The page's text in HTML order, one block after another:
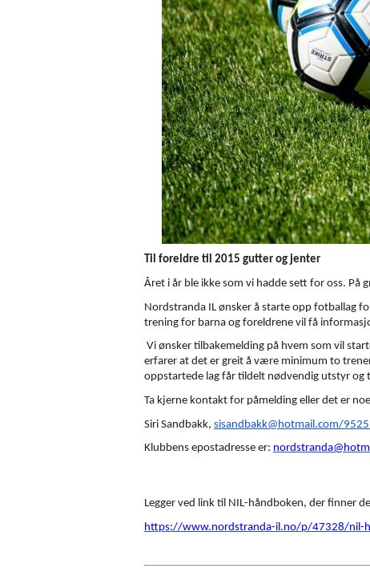
Til foreldre til 2015 gutter og jenter
Året i år ble ikke som vi hadde sett for oss.
Nordstranda IL ønsker å starte opp fotballag
trening for barna og foreldrene vil få
Vi ønsker tilbakemelding på hvem som vil
erfarer at det er greit å være minimum to
oppstartede lag får tildelt nødvendig utstyr og
Ta kjerne kontakt for påmelding eller det er
Siri Sandbakk, sisandbakk@hotmail.com/
Klubbens epostadresse er:
Legger ved link til NIL-håndboken, der finner
https://www.nordstranda-il.no/p/47328/nil-